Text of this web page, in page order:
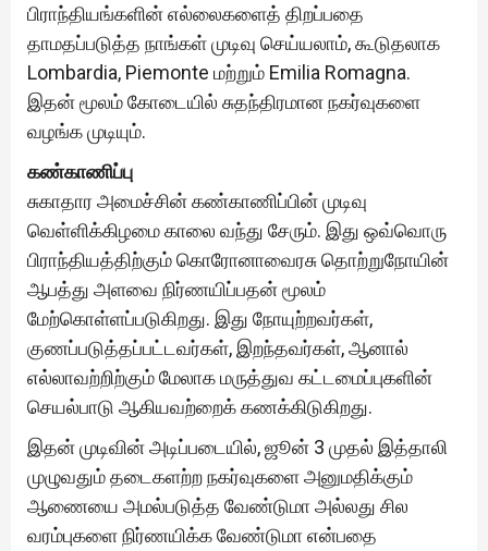
பிராந்தியங்களின் எல்லைகளைத் திறப்பதை
தாமதப்படுத்த நாங்கள் முடிவு செய்யலாம், கூடுதலாக
Lombardia, Piemonte மற்றும் Emilia Romagna.
இதன் மூலம் கோடையில் சுதந்திரமான நகர்வுகளை
வழங்க முடியும்.
கண்காணிப்பு
சுகாதார அமைச்சின் கண்காணிப்பின் முடிவு
வெள்ளிக்கிழமை காலை வந்து சேரும். இது ஒவ்வொரு
பிராந்தியத்திற்கும் கொரோனாவைரசு தொற்றுநோயின்
ஆபத்து அளவை நிர்ணயிப்பதன் மூலம்
மேற்கொள்ளப்படுகிறது. இது நோயுற்றவர்கள்,
குணப்படுத்தப்பட்டவர்கள், இறந்தவர்கள், ஆனால்
எல்லாவற்றிற்கும் மேலாக மருத்துவ கட்டமைப்புகளின்
செயல்பாடு ஆகியவற்றைக் கணக்கிடுகிறது.
இதன் முடிவின் அடிப்படையில், ஜூன் 3 முதல் இத்தாலி
முழுவதும் தடைகளற்ற நகர்வுகளை அனுமதிக்கும்
ஆணையை அமல்படுத்த வேண்டுமா அல்லது சில
வரம்புகளை நிர்ணயிக்க வேண்டுமா என்பதை